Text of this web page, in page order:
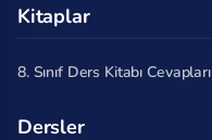
Kitaplar
8. Sınıf Ders Kitabı Cevapları
Dersler